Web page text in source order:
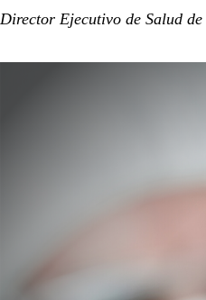
Director Ejecutivo de Salud de